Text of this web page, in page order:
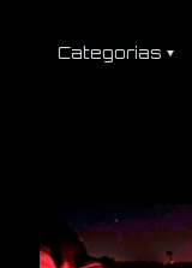
Categorías